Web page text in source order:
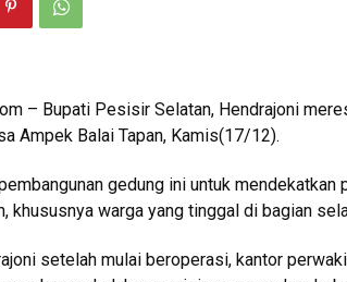
– Bupati Pesisir Selatan, Hendrajoni
Ampek Balai Tapan, Kamis(17/12).
gedung ini untuk
khususnya warga yang tinggal di bagian
setelah mulai beroperasi, kantor